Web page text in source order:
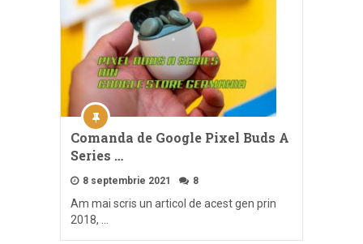
Comanda de Google Pixel Buds A
Series …
8 septembrie 2021 8
Am mai scris un articol de acest gen prin
2018, …